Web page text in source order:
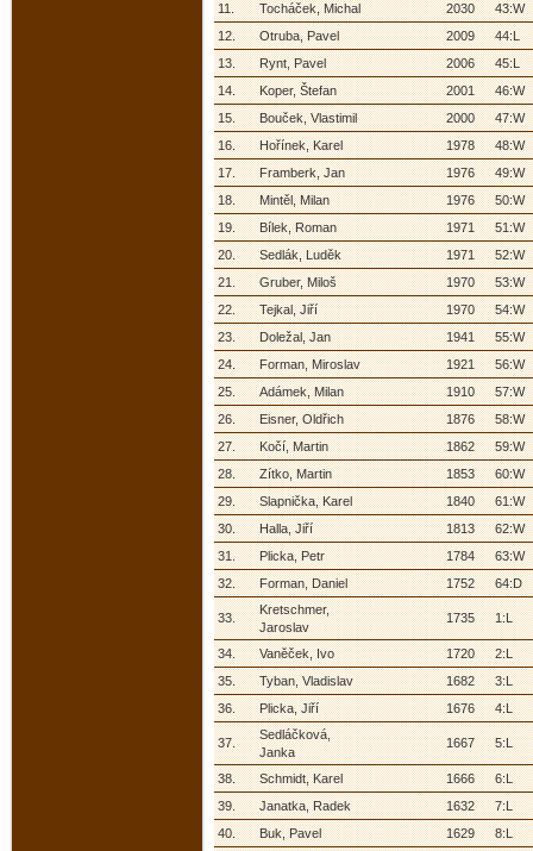
11.
Tocháček, Michal 2030
43:W
12.
Otruba, Pavel 2009
44:L
13.
Rynt, Pavel 2006
45:L
14.
Koper, Štefan 2001
46:W
15.
Bouček, Vlastimil 2000
47:W
16.
Hořínek, Karel 1978
48:W
17.
Framberk, Jan 1976
49:W
18.
Mintěl, Milan 1976
50:W
19.
Bílek, Roman 1971
51:W
20.
Sedlák, Luděk 1971
52:W
21.
Gruber, Miloš 1970
53:W
22.
Tejkal, Jiří 1970
54:W
23.
Doležal, Jan 1941
55:W
24.
Forman, Miroslav 1921
56:W
25.
Adámek, Milan 1910
57:W
26.
Eisner, Oldřich 1876
58:W
27.
Kočí, Martin 1862
59:W
28.
Zítko, Martin 1853
60:W
29.
Slapnička, Karel 1840
61:W
30.
Halla, Jiří 1813
62:W
31.
Plicka, Petr 1784
63:W
32.
Forman, Daniel 1752 64:D
33.
Kretschmer,
Jaroslav
1735 1:L
34. Vaněček, Ivo 1720
2:L
35.
Tyban, Vladislav 1682
3:L
36.
Plicka, Jiří 1676 4:L
37.
Sedláčková,
Janka
1667 5:L
38. Schmidt, Karel 1666
6:L
39.
Janatka, Radek 1632
7:L
40.
Buk, Pavel 1629
8:L